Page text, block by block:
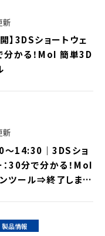
新
】3DSショートウェ
分かる！MoI 簡単3D
新
～14:30｜3DSショ
30分で分かる！MoI
ツール⇒終了しまし
製品情報